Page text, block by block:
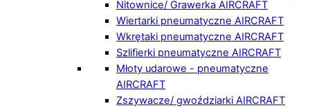
Nitownice/ Grawerka AIRCRAFT
Wiertarki pneumatyczne AIRCRAFT
Wkrętaki pneumatyczne AIRCRAFT
Szlifierki pneumatyczne AIRCRAFT
Młoty udarowe - pneumatyczne
AIRCRAFT
Zszywacze/ gwoździarki AIRCRAFT